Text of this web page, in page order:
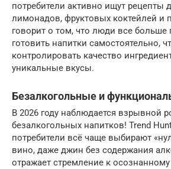
потребители активно ищут рецепты
лимонадов, фруктовых коктейлей и
говорит о том, что люди все больше
готовить напитки самостоятельно,
контролировать качество
уникальные вкусы.
Безалкогольные и
В 2026 году наблюдается взрывной
безалкогольных напитков! Trend
потребители всё чаще выбирают
вино, даже джин без содержания
отражает стремление к